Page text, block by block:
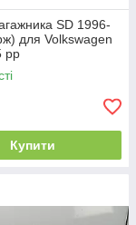
SD 1996-
для Volkswagen
рр
Купити